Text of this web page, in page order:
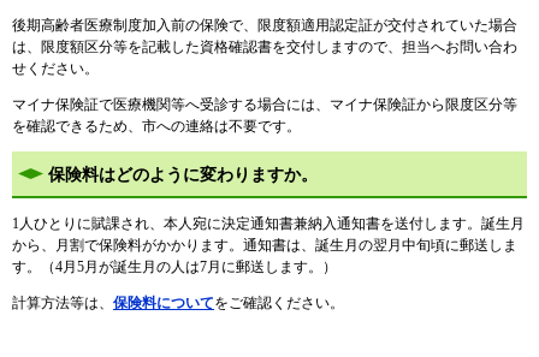
後期高齢者医療制度加入前の保険で、限度額適用認定証が交付されていた場合
は、限度額区分等を記載した資格確認書を交付しますので、担当へお問い合わ
せください。
マイナ保険証で医療機関等へ受診する場合には、マイナ保険証から限度区分等
を確認できるため、市への連絡は不要です。
保険料はどのように変わりますか。
1人ひとりに賦課され、本人宛に決定通知書兼納入通知書を送付します。誕生月
から、月割で保険料がかかります。通知書は、誕生月の翌月中旬頃に郵送しま
す。（4月5月が誕生月の人は7月に郵送します。）
計算方法等は、 保険料についてをご確認ください。